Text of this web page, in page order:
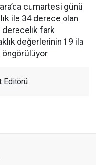
cumartesi günü
ile 34 derece olan
derecelik fark
değerlerinin 19 ila
Editörü